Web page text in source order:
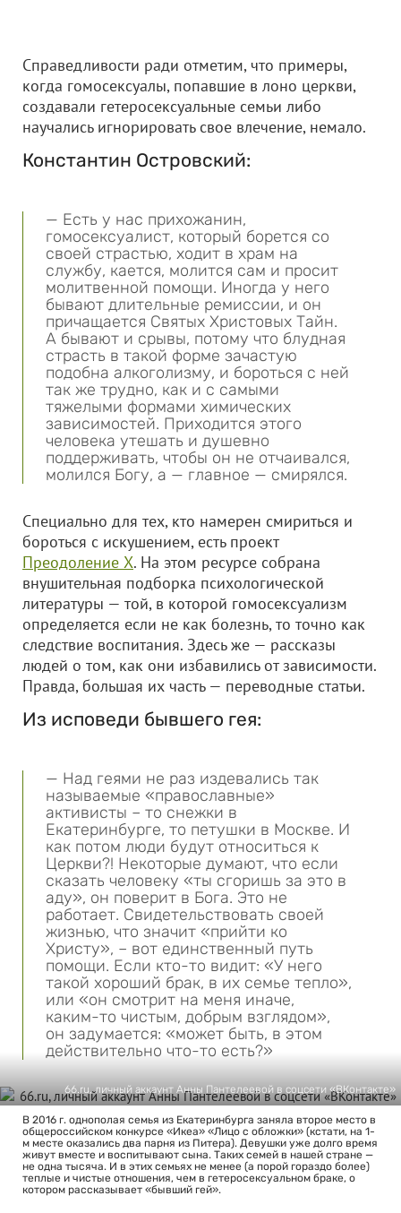
Справедливости ради отметим, что примеры,
когда гомосексуалы, попавшие в лоно церкви,
создавали гетеросексуальные семьи либо
научались игнорировать свое влечение, немало.
Константин Островский:
— Есть у нас прихожанин,
гомосексуалист, который борется со
своей страстью, ходит в храм на
службу, кается, молится сам и просит
молитвенной помощи. Иногда у него
бывают длительные ремиссии, и он
причащается Святых Христовых Тайн.
А бывают и срывы, потому что блудная
страсть в такой форме зачастую
подобна алкоголизму, и бороться с ней
так же трудно, как и с самыми
тяжелыми формами химических
зависимостей. Приходится этого
человека утешать и душевно
поддерживать, чтобы он не отчаивался,
молился Богу, а — главное — смирялся.
Специально для тех, кто намерен смириться и
бороться с искушением, есть проект
Преодоление Х. На этом ресурсе собрана
внушительная подборка психологической
литературы — той, в которой гомосексуализм
определяется если не как болезнь, то точно как
следствие воспитания. Здесь же — рассказы
людей о том, как они избавились от зависимости.
Правда, большая их часть — переводные статьи.
Из исповеди бывшего гея:
— Над геями не раз издевались так
называемые «православные»
активисты – то снежки в
Екатеринбурге, то петушки в Москве. И
как потом люди будут относиться к
Церкви?! Некоторые думают, что если
сказать человеку «ты сгоришь за это в
аду», он поверит в Бога. Это не
работает. Свидетельствовать своей
жизнью, что значит «прийти ко
Христу», – вот единственный путь
помощи. Если кто-то видит: «У него
такой хороший брак, в их семье тепло»,
или «он смотрит на меня иначе,
каким-то чистым, добрым взглядом»,
он задумается: «может быть, в этом
действительно что-то есть?»
66.ru, личный аккаунт Анны Пантелеевой в соцсети «ВКонтакте»
В 2016 г. однополая семья из Екатеринбурга заняла второе место в
общероссийском конкурсе «Икеа» «Лицо с обложки» (кстати, на 1-
м месте оказались два парня из Питера). Девушки уже долго время
живут вместе и воспитывают сына. Таких семей в нашей стране —
не одна тысяча. И в этих семьях не менее (а порой гораздо более)
теплые и чистые отношения, чем в гетеросексуальном браке, о
котором рассказывает «бывший гей».